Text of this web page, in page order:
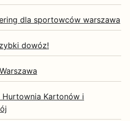
dla sportowców warszawa
dowóz!
Kartonów i